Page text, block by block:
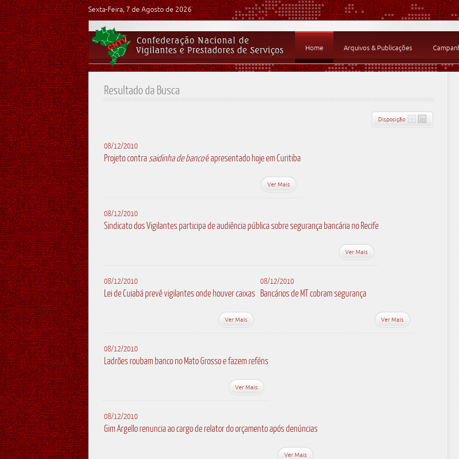
Sexta-Feira, 7 de Agosto de 2026
Home Arquivos & Publicações
Resultado da Busca
Disposição
08/12/2010
Projeto contra saidinha de bancoé apresentado hoje em Curitiba
Ver Mais
08/12/2010
Sindicato dos Vigilantes participa de audiência pública sobre segurança bancária no Recife
Ver Mais
08/12/2010
Lei de Cuiabá prevê vigilantes onde houver caixas
Ver Mais
08/12/2010
Bancários de MT cobram segurança
Ver Mais
08/12/2010
Ladrões roubam banco no Mato Grosso e fazem reféns
Ver Mais
08/12/2010
Gim Argello renuncia ao cargo de relator do orçamento após denúncias
Ver Mais